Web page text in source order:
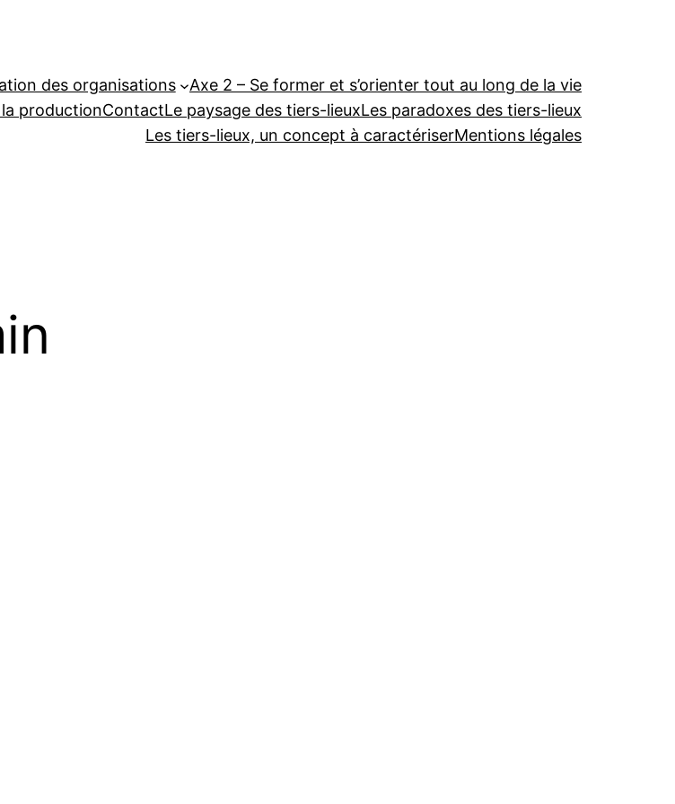
des organisations
Axe 2 – Se former et s’orienter tout au long de la vie
productionContactLe paysage des tiers-lieuxLes paradoxes des tiers-lieux
Les tiers-lieux, un concept à caractériserMentions légales